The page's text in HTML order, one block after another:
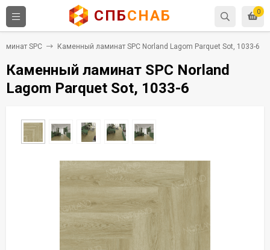
0
СПБСНАБ
SPC Каменный ламинат SPC Norland Lagom Parquet Sot, 1033-6
Каменный ламинат SPC Norland
Lagom Parquet Sot, 1033-6